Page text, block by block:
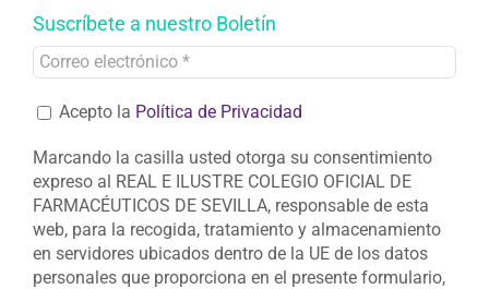
Suscríbete a nuestro Boletín
Acepto la Política de Privacidad
Marcando la casilla usted otorga su consentimiento
expreso al REAL E ILUSTRE COLEGIO OFICIAL DE
FARMACÉUTICOS DE SEVILLA, responsable de esta
web, para la recogida, tratamiento y almacenamiento
en servidores ubicados dentro de la UE de los datos
personales que proporciona en el presente formulario,